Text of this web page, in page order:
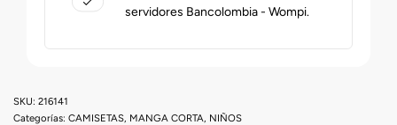
servidores Bancolombia - Wompi.
216141
Categorías: CAMISETAS MANGA CORTA NIÑOS